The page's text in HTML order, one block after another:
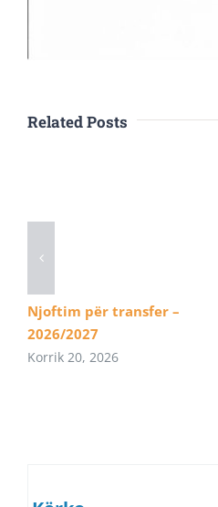
Related Posts
Njoftim për transfer –
2026/2027
Korrik 20, 2026